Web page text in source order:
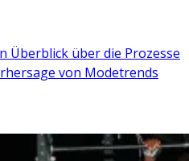
Überblick über die Prozesse
von Modetrends